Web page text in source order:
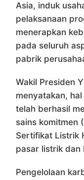
Asia, induk
pelaksanaan
menerapkan
pada seluruh
pabrik
Wakil Presiden
menyatakan,
telah berhasil
sains komitmen
Sertifikat Listrik
pasar listrik dan
Pengelolaan